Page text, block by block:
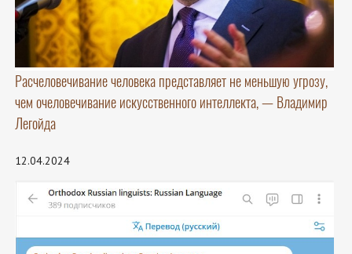
Расчеловечивание человека представляет не меньшую угрозу,
чем очеловечивание искусственного интеллекта, — Владимир
Легойда
12.04.2024